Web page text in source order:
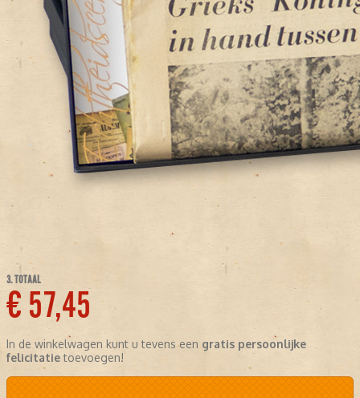
3. TOTAAL
€ 57,45
In de winkelwagen kunt u tevens een gratis persoonlijke
felicitatietoevoegen!